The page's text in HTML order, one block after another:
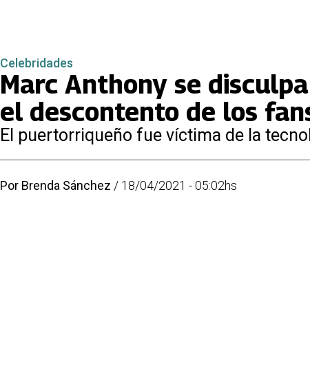
Celebridades
Marc Anthony se
el descontento de los
El puertorriqueño fue víctima de la
Por Brenda Sánchez / 18/04/2021 - 05:02hs